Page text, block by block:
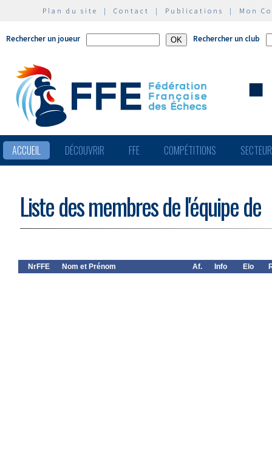
Plan du site | Contact | Publications | Mon
Rechercher un joueur Rechercher un club
ACCUEIL DÉCOUVRIR FFE COMPÉTITIONS
Liste des membres de l'équipe de
NrFFE Nom et Prénom Af. Info Elo